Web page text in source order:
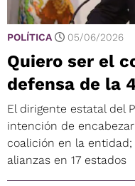
POLÍTICA 05/06/2026
Quiero ser el
defensa de la
El dirigente estatal del
intención de
coalición en la
alianzas en 17 estados